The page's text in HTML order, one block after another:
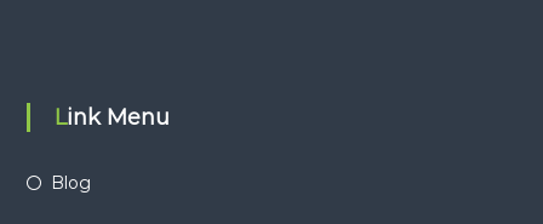
Link Menu
Blog